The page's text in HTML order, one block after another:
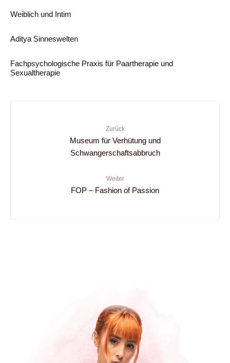
Weiblich und Intim
Aditya Sinneswelten
Fachpsychologische Praxis für Paartherapie und
Sexualtherapie
Zurück
Museum für Verhütung und
Schwangerschaftsabbruch
Weiter
FOP – Fashion of Passion